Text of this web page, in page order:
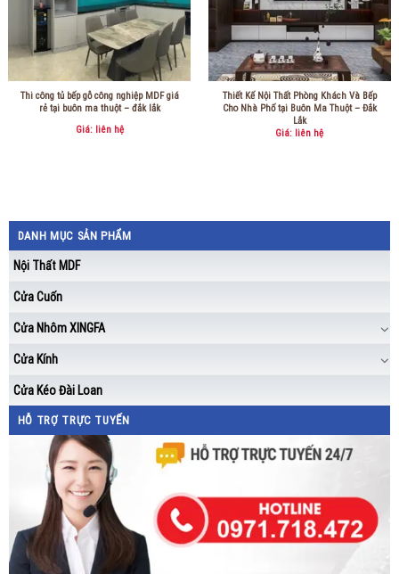
DANH MỤC SẢN PHẨM
Nội Thất MDF
Cửa Cuốn
Cửa Nhôm XINGFA
Cửa Kính
Cửa Kéo Đài Loan
HỖ TRỢ TRỰC TUYẾN
Thi công tủ bếp gỗ công nghiệp MDF giá
rẻ tại buôn ma thuột – đắk lắk
Giá: liên hệ
Thiết Kế Nội Thất Phòng Khách Và Bếp
Cho Nhà Phố tại Buôn Ma Thuột – Đắk
Lắk
Giá: liên hệ